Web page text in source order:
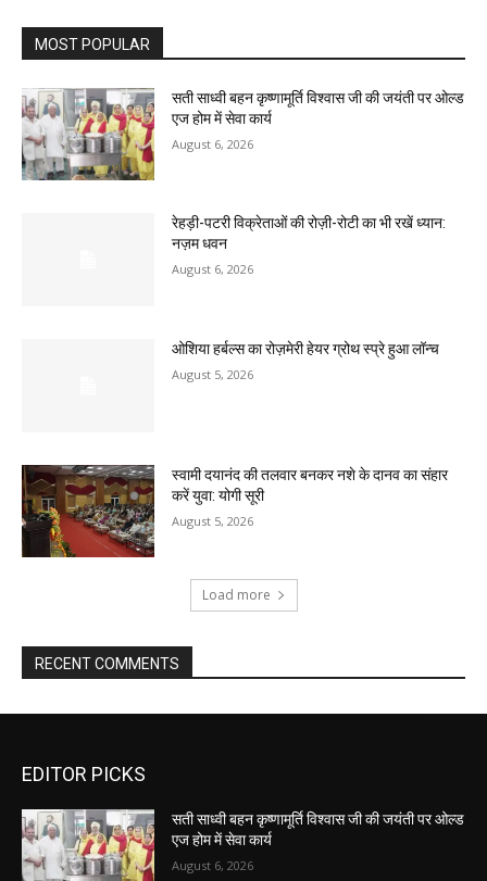
MOST POPULAR
सती साध्वी बहन कृष्णामूर्ति विश्वास जी की जयंती पर ओल्ड
एज होम में सेवा कार्य
August 6, 2026
रेहड़ी-पटरी विक्रेताओं की रोज़ी-रोटी का भी रखें ध्यान:
नज़म धवन
August 6, 2026
ओशिया हर्बल्स का रोज़मेरी हेयर ग्रोथ स्प्रे हुआ लॉन्च
August 5, 2026
स्वामी दयानंद की तलवार बनकर नशे के दानव का संहार
करें युवा: योगी सूरी
August 5, 2026
Load more
RECENT COMMENTS
EDITOR PICKS
सती साध्वी बहन कृष्णामूर्ति विश्वास जी की जयंती पर ओल्ड
एज होम में सेवा कार्य
August 6, 2026